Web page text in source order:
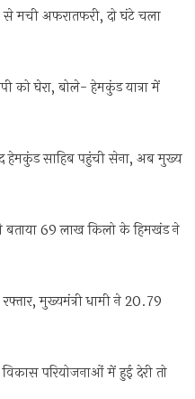
मची अफरातफरी, दो घंटे चला
को घेरा, बोले- हेमकुंड यात्रा में
हेमकुंड साहिब पहुंची सेना, अब मुख्य
बताया 69 लाख किलो के हिमखंड ने
मुख्यमंत्री धामी ने 20.79
परियोजनाओं में हुई देरी तो